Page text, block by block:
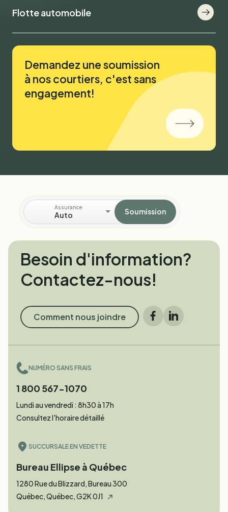
Flotte automobile
Demandez une soumission
à nos courtiers, c'est sans
engagement!
Assurance
Auto Soumission
Besoin d'information?
Contactez-nous!
Comment nous joindre
Facebook
LinkedIn
NUMÉRO SANS FRAIS
1 800 567-1070
Lundi au vendredi : 8h30 à 17h
Consultez l'horaire détaillé
SUCCURSALE EN VEDETTE
Bureau Ellipse à Québec
1280 Rue du Blizzard, Bureau 300
Québec, Québec, G2K 0J1